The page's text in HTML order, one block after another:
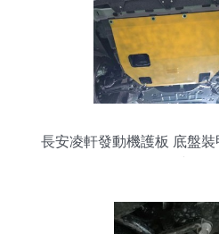
長安凌軒發動機護板 底盤